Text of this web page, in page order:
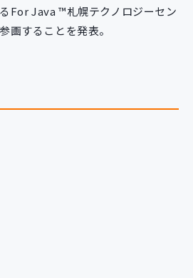
教材購入
For Java ™札幌テクノロジーセン
画することを発表。